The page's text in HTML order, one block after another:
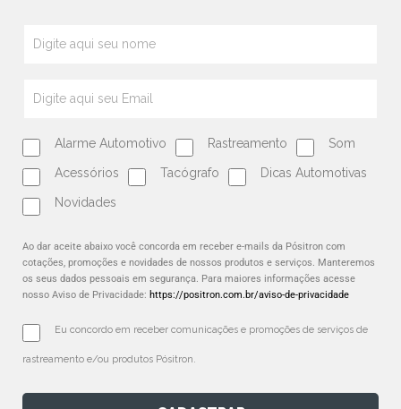
Alarme Automotivo Rastreamento Som
Acessórios Tacógrafo Dicas Automotivas
Novidades
Ao dar aceite abaixo você concorda em receber e-mails da Pósitron com
cotações, promoções e novidades de nossos produtos e serviços. Manteremos
os seus dados pessoais em segurança. Para maiores informações acesse
nosso Aviso de Privacidade: https://positron.com.br/aviso-de-privacidade
Eu concordo em receber comunicações e promoções de serviços de
rastreamento e/ou produtos Pósitron.